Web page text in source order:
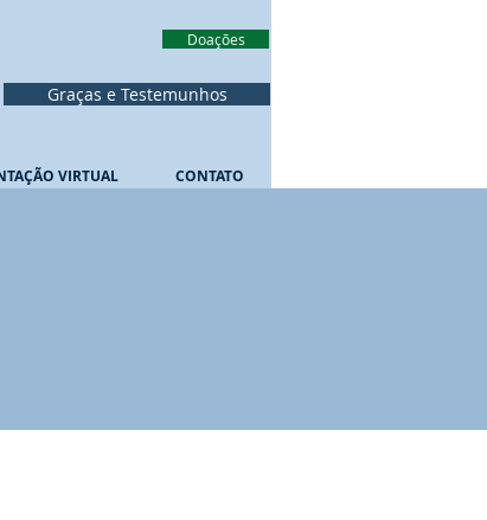
Doações
Graças e Testemunhos
VIRTUAL CONTATO